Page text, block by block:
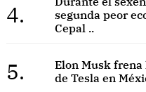
4.
segunda peor
Cepal ..
5.
Elon Musk
de Tesla en